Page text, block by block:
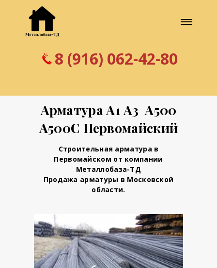
8 (916) 062-42-80
Арматура А1 А3 А500
А500С Первомайский
Строительная арматура в
Первомайском от компании
Металлобаза-ТД
Продажа арматуры в Московской
области.